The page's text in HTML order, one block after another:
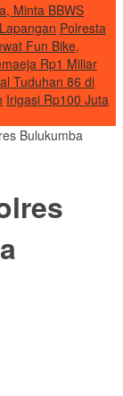
Minta BBWS
Polresta
Fun Bike,
Rp1 Miliar
Tuduhan 86 di
Irigasi Rp100 Juta
Bulukumba